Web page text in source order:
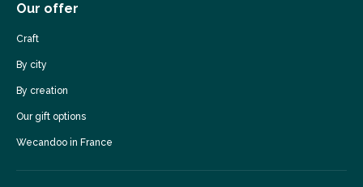
Our offer
Craft
By city
By creation
Our gift options
Wecandoo in France